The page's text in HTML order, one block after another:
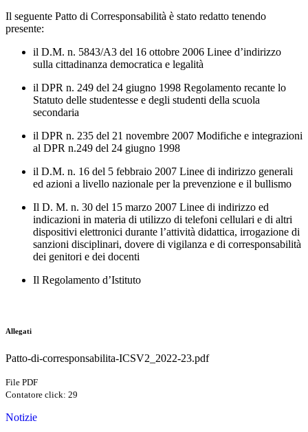
Il seguente Patto di Corresponsabilità è stato redatto tenendo
presente:
il D.M. n. 5843/A3 del 16 ottobre 2006 Linee d’indirizzo
sulla cittadinanza democratica e legalità
il DPR n. 249 del 24 giugno 1998 Regolamento recante lo
Statuto delle studentesse e degli studenti della scuola
secondaria
il DPR n. 235 del 21 novembre 2007 Modifiche e integrazioni
al DPR n.249 del 24 giugno 1998
il D.M. n. 16 del 5 febbraio 2007 Linee di indirizzo generali
ed azioni a livello nazionale per la prevenzione e il bullismo
Il D. M. n. 30 del 15 marzo 2007 Linee di indirizzo ed
indicazioni in materia di utilizzo di telefoni cellulari e di altri
dispositivi elettronici durante l’attività didattica, irrogazione di
sanzioni disciplinari, dovere di vigilanza e di corresponsabilità
dei genitori e dei docenti
Il Regolamento d’Istituto
Allegati
Patto-di-corresponsabilita-ICSV2_2022-23.pdf
File PDF
Contatore click: 29
Notizie